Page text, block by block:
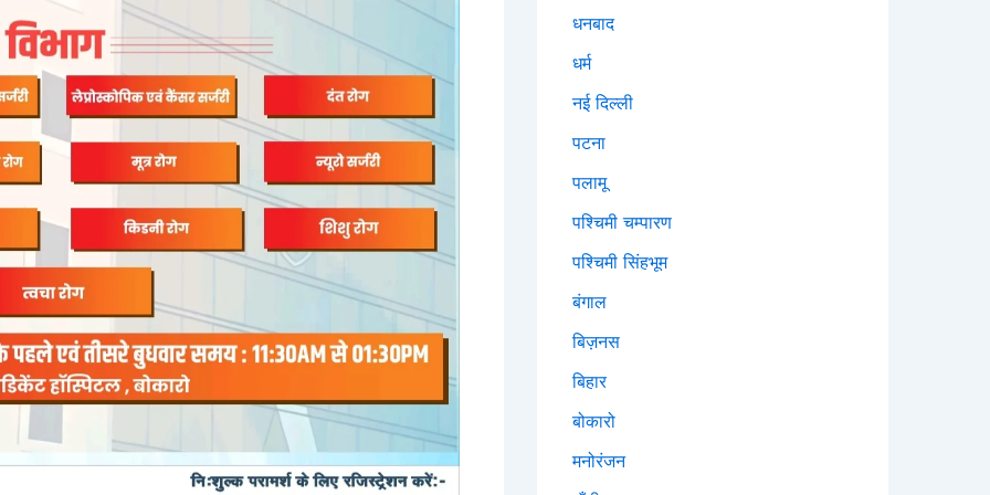
धनबाद
धर्म
नई दिल्ली
पटना
पलामू
पश्चिमी चम्पारण
पश्चिमी सिंहभूम
बंगाल
बिज़नस
बिहार
बोकारो
मनोरंजन